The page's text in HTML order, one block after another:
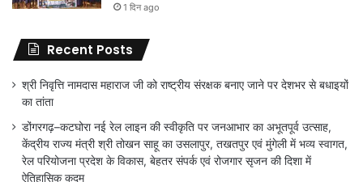
1 दिन ago
Recent Posts
श्री निवृत्ति नामदास महाराज जी को राष्ट्रीय संरक्षक बनाए जाने पर देशभर से बधाइयों
का तांता
डोंगरगढ़–कटघोरा नई रेल लाइन की स्वीकृति पर जनआभार का अभूतपूर्व उत्साह,
केंद्रीय राज्य मंत्री श्री तोखन साहू का उसलापुर, तखतपुर एवं मुंगेली में भव्य स्वागत,
रेल परियोजना प्रदेश के विकास, बेहतर संपर्क एवं रोजगार सृजन की दिशा में
ऐतिहासिक कदम